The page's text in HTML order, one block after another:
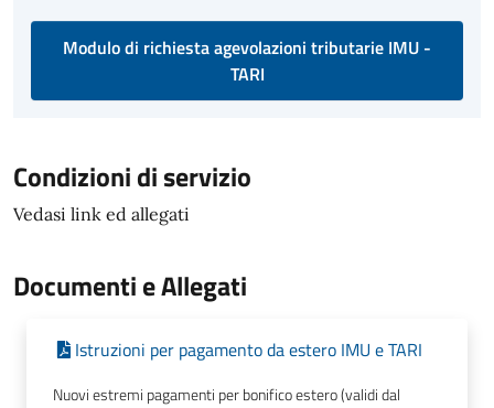
Modulo di richiesta agevolazioni tributarie IMU -
TARI
Condizioni di servizio
Vedasi link ed allegati
Documenti e Allegati
Istruzioni per pagamento da estero IMU e TARI
Nuovi estremi pagamenti per bonifico estero (validi dal